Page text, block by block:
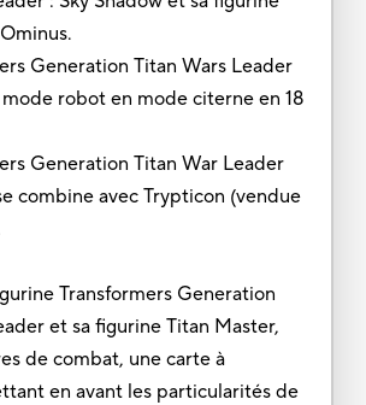
Generation Titan Wars Leader
mode robot en mode citerne en 18
Generation Titan War Leader
combine avec Trypticon (vendue
Transformers Generation
et sa figurine Titan Master,
de combat, une carte à
en avant les particularités de